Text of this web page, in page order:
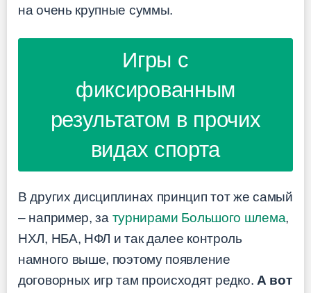
на очень крупные суммы.
Игры с
фиксированным
результатом в прочих
видах спорта
В других дисциплинах принцип тот же самый
– например, за турнирами Большого шлема,
НХЛ, НБА, НФЛ и так далее контроль
намного выше, поэтому появление
договорных игр там происходят редко. А вот